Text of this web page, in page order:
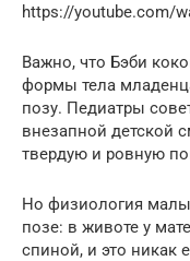
https://youtube.com/
Важно, что Бэби
формы тела
позу. Педиатры
внезапной детской
твердую и ровную
Но физиология
позе: в животе у
спиной, и это никак